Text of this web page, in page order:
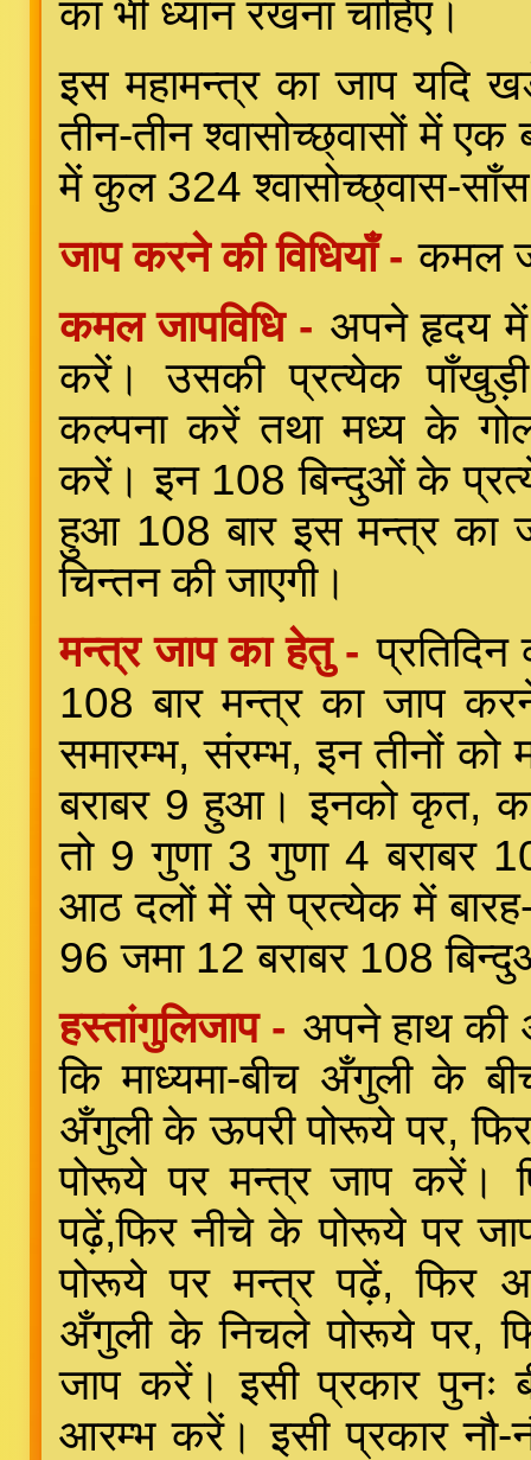
का भी ध्यान रखना चाहिए।
इस महामन्त्र का जाप यदि
तीन-तीन श्वासोच्छ्वासों में
में कुल 324 श्वासोच्छ्वास-साँस
जाप करने की विधियाँ - कमल
कमल जापविधि - अपने हृदय
करें। उसकी प्रत्येक पाँखुड़ी
कल्पना करें तथा मध्य के
करें। इन 108 बिन्दुओं के
हुआ 108 बार इस मन्त्र का
चिन्तन की जाएगी।
मन्त्र जाप का हेतु -
108 बार मन्त्र का जाप
समारम्भ, संरम्भ, इन तीनों
बराबर 9 हुआ। इनको कृत,
तो 9 गुणा 3 गुणा 4 बराबर
आठ दलों में से प्रत्येक में
96 जमा 12 बराबर 108
हस्तांगुलिजाप - अपने हाथ की
कि माध्यमा-बीच अँगुली के
अँगुली के ऊपरी पोरूये पर,
पोरूये पर मन्त्र जाप करें।
पढ़ें,फिर नीचे के पोरूये पर
पोरूये पर मन्त्र पढ़ें, फिर
अँगुली के निचले पोरूये पर,
जाप करें। इसी प्रकार
आरम्भ करें। इसी प्रकार नौ-